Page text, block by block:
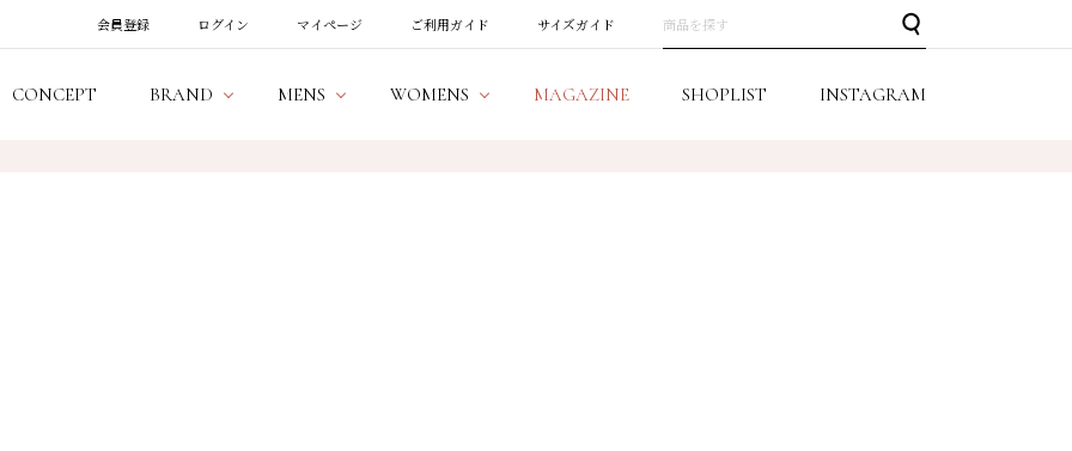
会員登録 ログイン マイページ ご利用ガイド サイズガイド
CONCEPT BRAND MENS WOMENS MAGAZINE SHOPLIST INSTAGRAM